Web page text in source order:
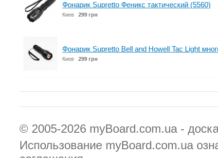
Фонарик Supretto Феникс тактический (5560)
Киев 299 грн
Фонарик Supretto Bell and Howell Tac Light
Киев 299 грн
© 2005-2026 myBoard.com.ua -
Использование myBoard.com.ua